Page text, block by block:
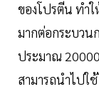
ของโปรตีน ทำ
มากต่อกระบวน
ประมาณ
สามารถนำไปใ